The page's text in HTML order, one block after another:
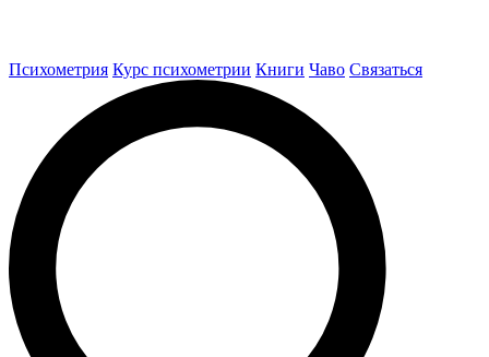
Психометрия Курс психометрии Книги Чаво Связаться